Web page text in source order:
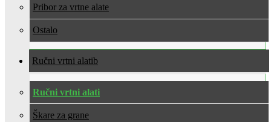
Pribor za vrtne alate
Ostalo
Ručni vrtni alati
Ručni vrtni alati
Škare za grane